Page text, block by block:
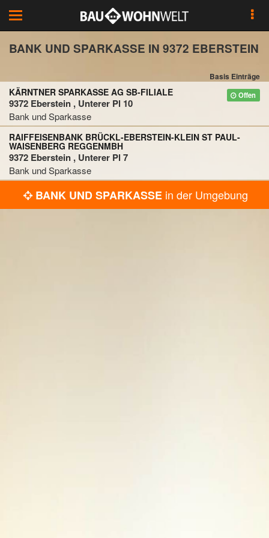
Toggle
navigation
BANK UND SPARKASSE IN 9372 EBERSTEIN
Basis Einträge
Offen
KÄRNTNER SPARKASSE AG SB-FILIALE
9372 Eberstein , Unterer Pl 10
Bank und Sparkasse
RAIFFEISENBANK BRÜCKL-EBERSTEIN-KLEIN ST PAUL-
WAISENBERG REGGENMBH
9372 Eberstein , Unterer Pl 7
Bank und Sparkasse
BANK UND SPARKASSE in der Umgebung